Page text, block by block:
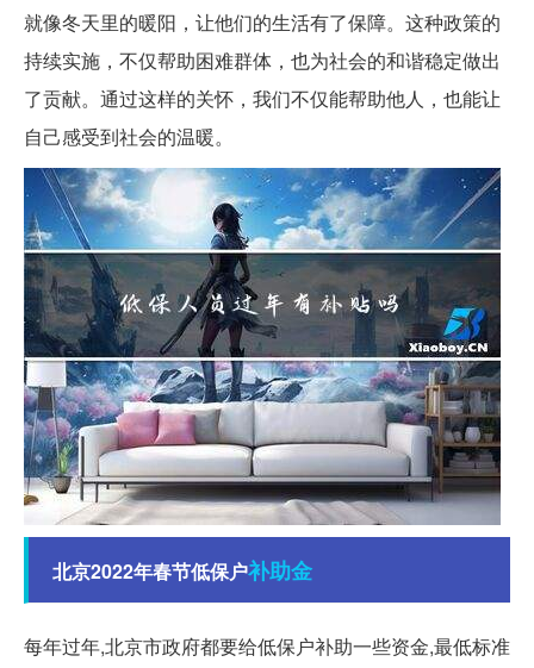
就像冬天里的暖阳，让他们的生活有了保障。这种政策的
持续实施，不仅帮助困难群体，也为社会的和谐稳定做出
了贡献。通过这样的关怀，我们不仅能帮助他人，也能让
自己感受到社会的温暖。
北京2022年春节低保户补助金
每年过年,北京市政府都要给低保户补助一些资金,最低标准